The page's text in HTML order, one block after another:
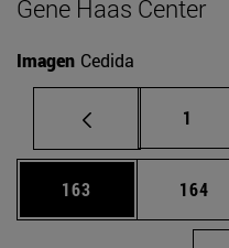
Gene Haas Center
Imagen Cedida
1
Página
163 Página
164